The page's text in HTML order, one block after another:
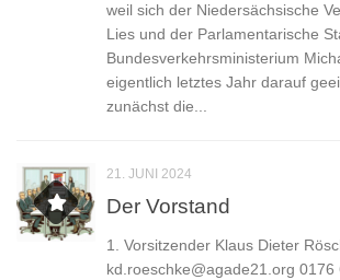
weil sich der Niedersächsische
Lies und der Parlamentarische
Bundesverkehrsministerium
eigentlich letztes Jahr darauf
zunächst die...
21. JUNI 2024
Der Vorstand
1. Vorsitzender Klaus Dieter
kd.roeschke@agade21.org 0176